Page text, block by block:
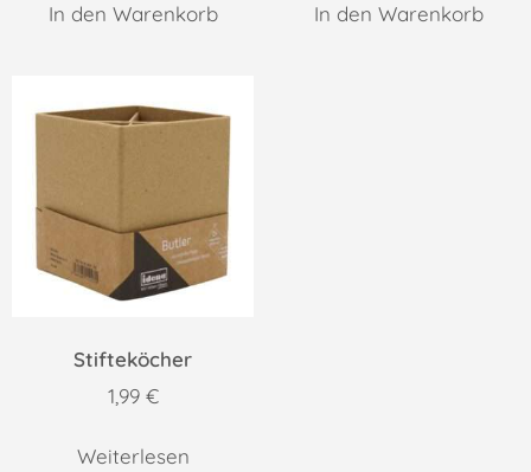
In den Warenkorb In den Warenkorb
Stifteköcher
1,99 €
Weiterlesen